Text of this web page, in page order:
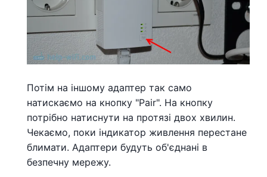
Потім на іншому адаптер так само
натискаємо на кнопку "Pair". На кнопку
потрібно натиснути на протязі двох хвилин.
Чекаємо, поки індикатор живлення перестане
блимати. Адаптери будуть об'єднані в
безпечну мережу.